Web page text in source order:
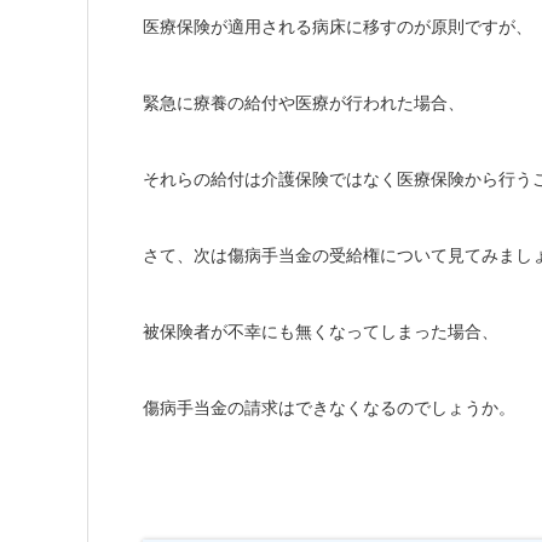
医療保険が適用される病床に移すのが原則ですが、
緊急に療養の給付や医療が行われた場合、
それらの給付は介護保険ではなく医療保険から行う
さて、次は傷病手当金の受給権について見てみまし
被保険者が不幸にも無くなってしまった場合、
傷病手当金の請求はできなくなるのでしょうか。